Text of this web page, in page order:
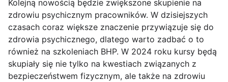
Kolejną nowością będzie zwiększone skupienie na
zdrowiu psychicznym pracowników. W dzisiejszych
czasach coraz większe znaczenie przywiązuje się do
zdrowia psychicznego, dlatego warto zadbać o to
również na szkoleniach BHP. W 2024 roku kursy będą
skupiały się nie tylko na kwestiach związanych z
bezpieczeństwem fizycznym, ale także na zdrowiu